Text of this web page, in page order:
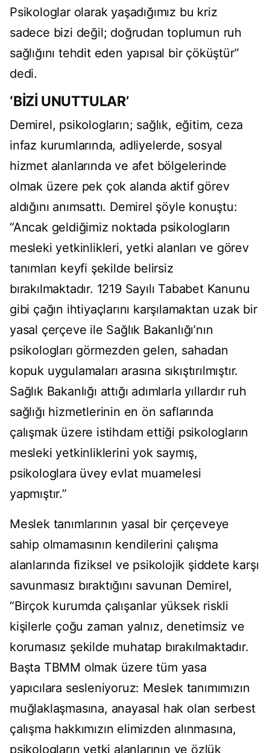
Psikologlar olarak yaşadığımız bu kriz
sadece bizi değil; doğrudan toplumun ruh
sağlığını tehdit eden yapısal bir çöküştür”
dedi.
‘BİZİ UNUTTULAR’
Demirel, psikologların; sağlık, eğitim, ceza
infaz kurumlarında, adliyelerde, sosyal
hizmet alanlarında ve afet bölgelerinde
olmak üzere pek çok alanda aktif görev
aldığını anımsattı. Demirel şöyle konuştu:
“Ancak geldiğimiz noktada psikologların
mesleki yetkinlikleri, yetki alanları ve görev
tanımları keyfi şekilde belirsiz
bırakılmaktadır. 1219 Sayılı Tababet Kanunu
gibi çağın ihtiyaçlarını karşılamaktan uzak bir
yasal çerçeve ile Sağlık Bakanlığı’nın
psikologları görmezden gelen, sahadan
kopuk uygulamaları arasına sıkıştırılmıştır.
Sağlık Bakanlığı attığı adımlarla yıllardır ruh
sağlığı hizmetlerinin en ön saflarında
çalışmak üzere istihdam ettiği psikologların
mesleki yetkinliklerini yok saymış,
psikologlara üvey evlat muamelesi
yapmıştır.”
Meslek tanımlarının yasal bir çerçeveye
sahip olmamasının kendilerini çalışma
alanlarında fiziksel ve psikolojik şiddete karşı
savunmasız bıraktığını savunan Demirel,
“Birçok kurumda çalışanlar yüksek riskli
kişilerle çoğu zaman yalnız, denetimsiz ve
korumasız şekilde muhatap bırakılmaktadır.
Başta TBMM olmak üzere tüm yasa
yapıcılara sesleniyoruz: Meslek tanımımızın
muğlaklaşmasına, anayasal hak olan serbest
çalışma hakkımızın elimizden alınmasına,
psikologların yetki alanlarının ve özlük